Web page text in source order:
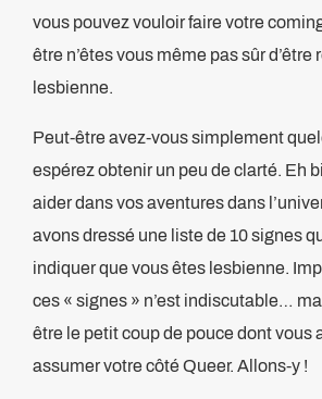
vous pouvez vouloir faire votre
être n’êtes vous même pas sûr d’être
lesbienne.
Peut-être avez-vous simplement
espérez obtenir un peu de clarté. Eh
aider dans vos aventures dans
avons dressé une liste de 10 signes
indiquer que vous êtes lesbienne.
ces « signes » n’est indiscutable…
être le petit coup de pouce dont vous
assumer votre côté Queer. Allons-y !